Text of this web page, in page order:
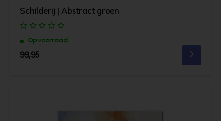
Schilderij | Abstract groen
Op voorraad
99,95